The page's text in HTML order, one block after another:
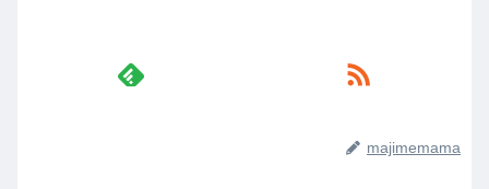
majimemama